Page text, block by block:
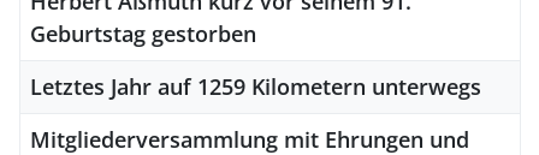
Geburtstag gestorben
Letztes Jahr auf 1259 Kilometern unterwegs
Mitgliederversammlung mit Ehrungen und